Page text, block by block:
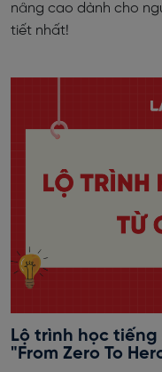
nâng cao dành cho
tiết nhất!
Lộ trình học
"From Zero To